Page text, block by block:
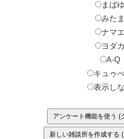
まばゆ
みたま
ナマエ
ヨダカ
A-Q
キュゥ
表示し
アンケート機能を使う (
新しい雑談所を作成する